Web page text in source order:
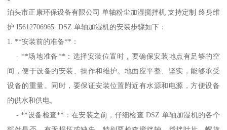
泊头市正康环保设备有限公司 单轴粉尘加湿搅拌机 支持定制 终身维
护 I5612706965 DSZ 单轴加湿机的安装步骤如下：
1. **安装前的准备**：
- **场地准备**：选择安装位置时，要确保安装地点有足够的空
间，便于设备的安装、操作和维护。地面应平整、坚实，能够承受
设备的重量。同时，要保证安装位置附近有水源和电源，方便设备
的供水和供电。
- **设备检查**：在安装之前，仔细检查 DSZ 单轴加湿机的各个